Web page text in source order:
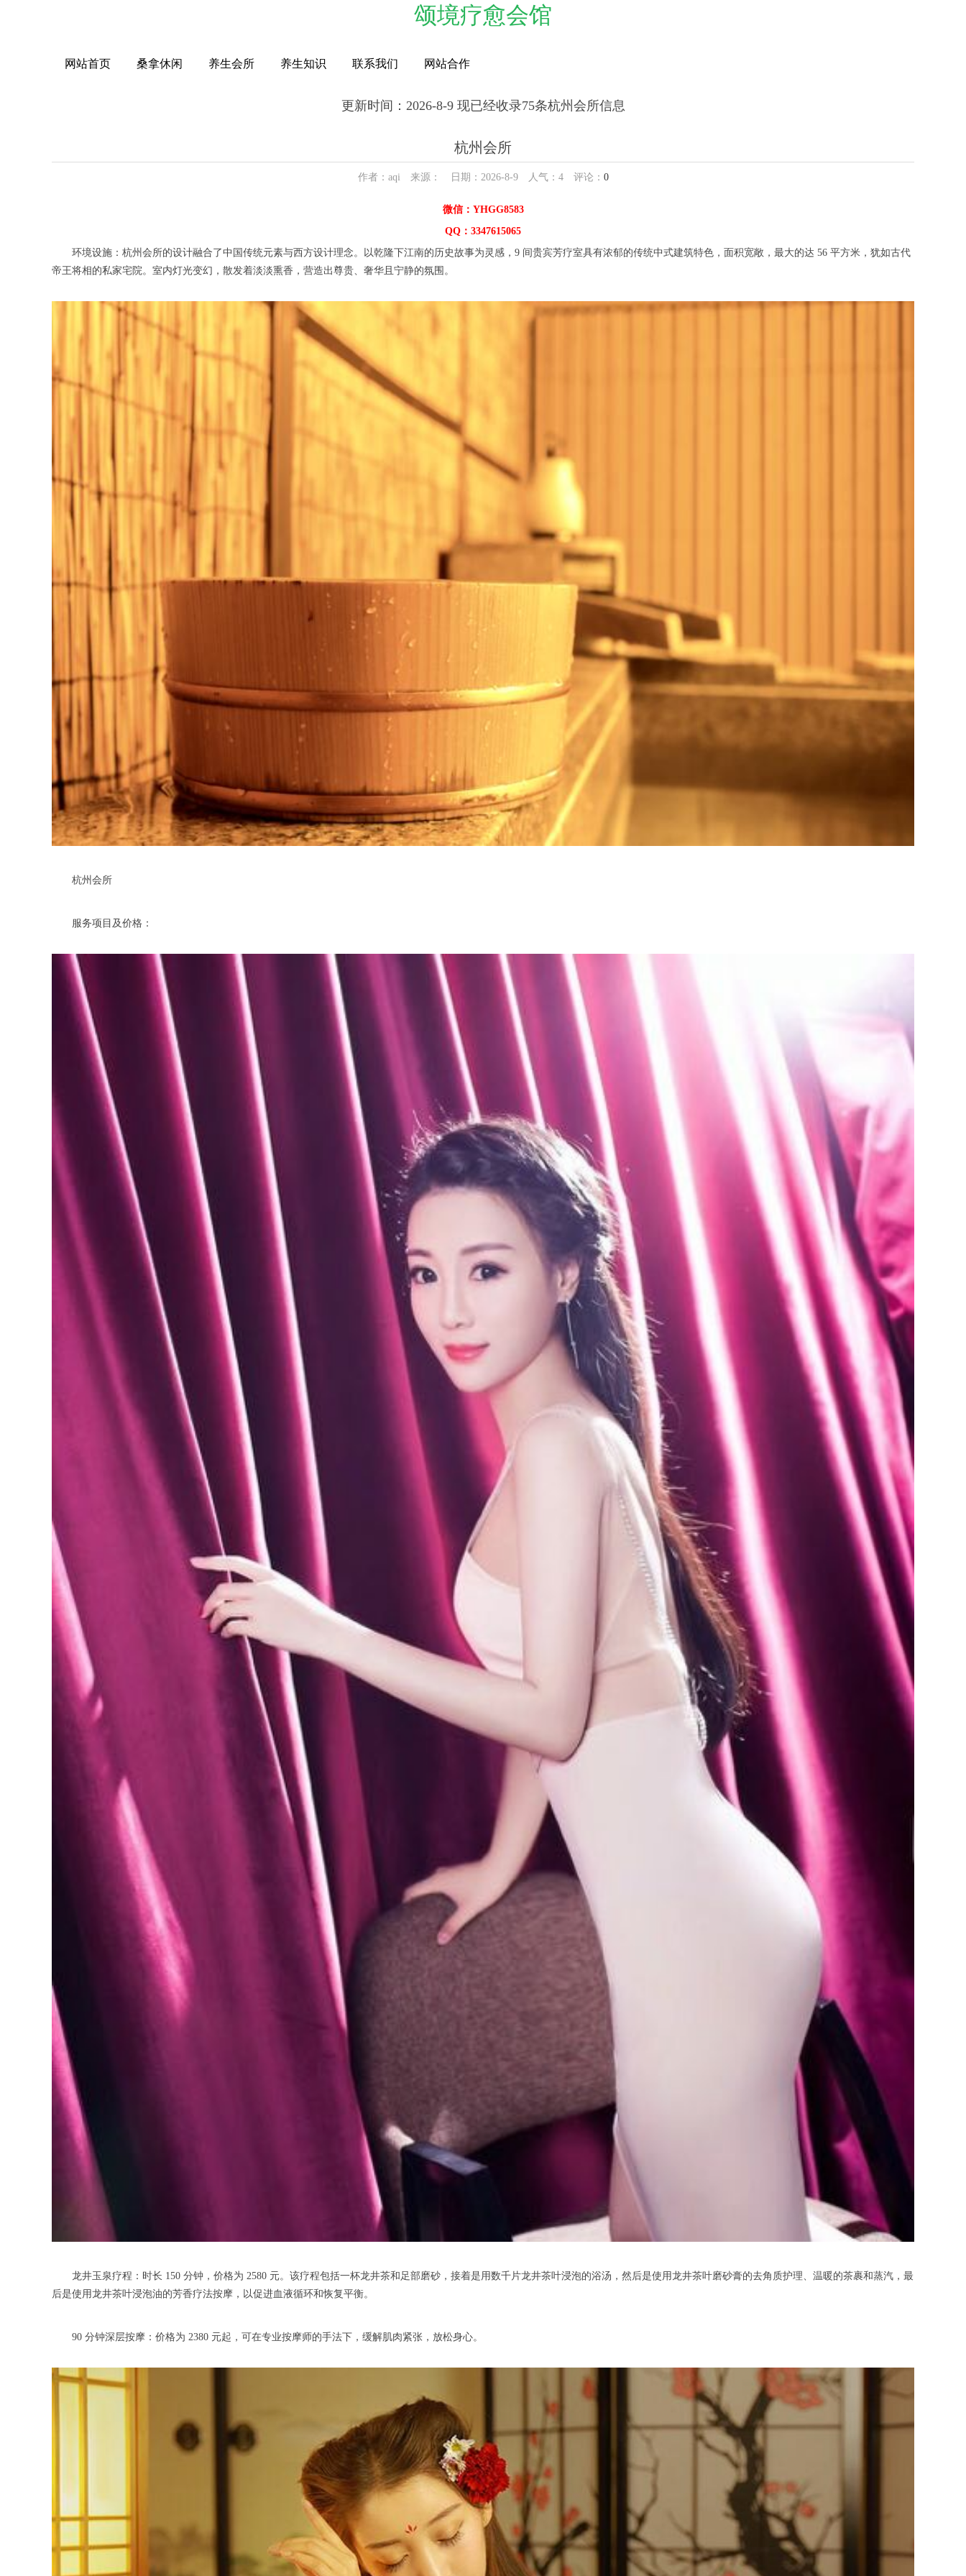
颂境疗愈会馆
网站首页 桑拿休闲 养生会所 养生知识 联系我们 网站合作
更新时间：2026-8-9 现已经收录75条杭州会所信息
杭州会所
作者：aqi 来源： 日期：2026-8-9 人气： 4评论： 0
微信：YHGG8583
QQ：3347615065
环境设施：杭州会所的设计融合了中国传统元素与西方设计理念。以乾隆下江南的历史故事为灵感，9 间贵宾芳疗室具有浓郁的传统中式建筑特色，面积宽敞，最大的达 56 平方米，犹如古代
帝王将相的私家宅院。室内灯光变幻，散发着淡淡熏香，营造出尊贵、奢华且宁静的氛围。
杭州会所
服务项目及价格：
龙井玉泉疗程：时长 150 分钟，价格为 2580 元。该疗程包括一杯龙井茶和足部磨砂，接着是用数千片龙井茶叶浸泡的浴汤，然后是使用龙井茶叶磨砂膏的去角质护理、温暖的茶裹和蒸汽，最
后是使用龙井茶叶浸泡油的芳香疗法按摩，以促进血液循环和恢复平衡。
90 分钟深层按摩：价格为 2380 元起，可在专业按摩师的手法下，缓解肌肉紧张，放松身心。